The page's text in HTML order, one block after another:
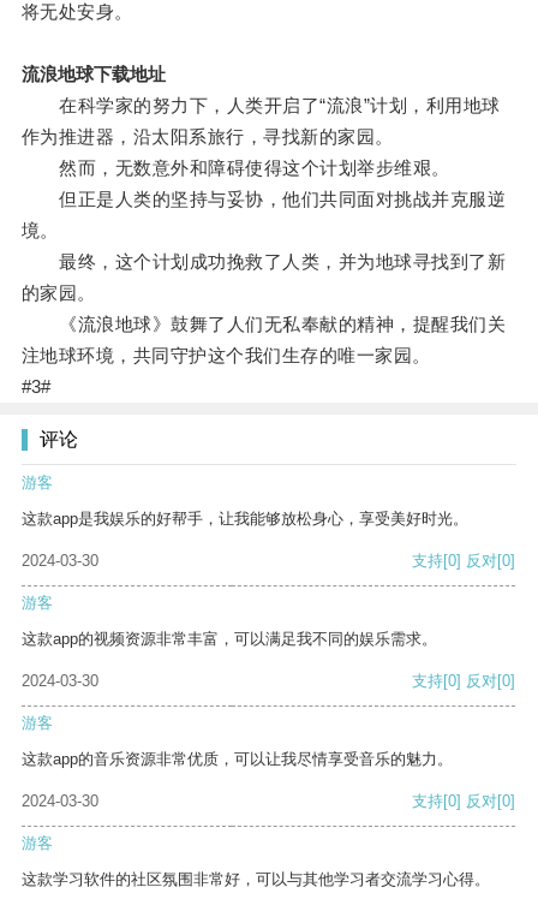
将无处安身。
流浪地球下载地址
在科学家的努力下，人类开启了“流浪”计划，利用地球
作为推进器，沿太阳系旅行，寻找新的家园。
然而，无数意外和障碍使得这个计划举步维艰。
但正是人类的坚持与妥协，他们共同面对挑战并克服逆
境。
最终，这个计划成功挽救了人类，并为地球寻找到了新
的家园。
《流浪地球》鼓舞了人们无私奉献的精神，提醒我们关
注地球环境，共同守护这个我们生存的唯一家园。
#3#
评论
游客
这款app是我娱乐的好帮手，让我能够放松身心，享受美好时光。
2024-03-30 支持[0] 反对[0]
游客
这款app的视频资源非常丰富，可以满足我不同的娱乐需求。
2024-03-30 支持[0] 反对[0]
游客
这款app的音乐资源非常优质，可以让我尽情享受音乐的魅力。
2024-03-30 支持[0] 反对[0]
游客
这款学习软件的社区氛围非常好，可以与其他学习者交流学习心得。